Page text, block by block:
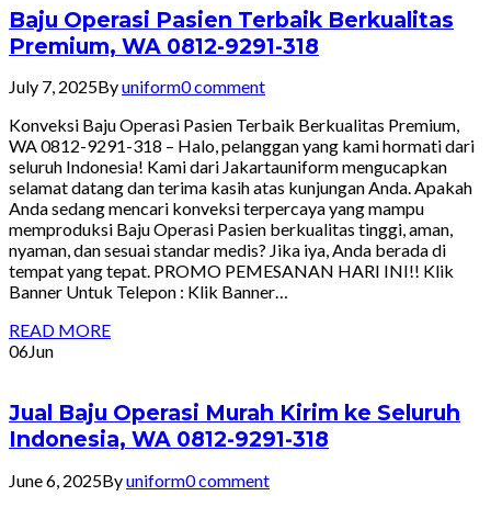
Baju Operasi Pasien Terbaik Berkualitas
Premium, WA 0812-9291-318
July 7, 2025Byuniform0 comment
Konveksi Baju Operasi Pasien Terbaik Berkualitas Premium,
WA 0812-9291-318 – Halo, pelanggan yang kami hormati dari
seluruh Indonesia! Kami dari Jakartauniform mengucapkan
selamat datang dan terima kasih atas kunjungan Anda. Apakah
Anda sedang mencari konveksi terpercaya yang mampu
memproduksi Baju Operasi Pasien berkualitas tinggi, aman,
nyaman, dan sesuai standar medis? Jika iya, Anda berada di
tempat yang tepat. PROMO PEMESANAN HARI INI!! Klik
Banner Untuk Telepon : Klik Banner…
READ MORE
06Jun
Jual Baju Operasi Murah Kirim ke Seluruh
Indonesia, WA 0812-9291-318
June 6, 2025Byuniform0 comment